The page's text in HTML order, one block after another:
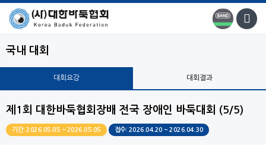
국내 대회
대회요강 대회결과
제1회 대한바둑협회장배 전국 장애인 바둑대회 (5/5)
기간: 2026.05.05 ~ 2026.05.05 접수: 2026.04.20 ~ 2026.04.30